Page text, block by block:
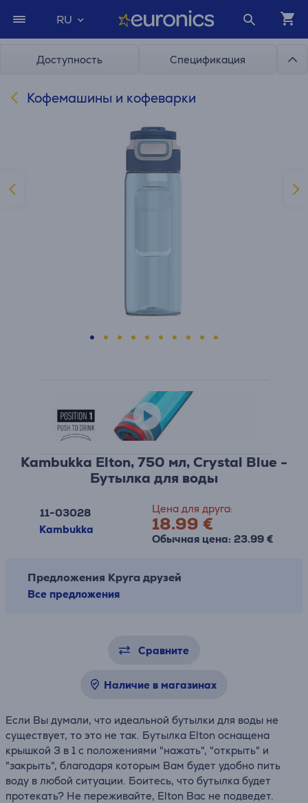
RU
Доступность Спецификация
Кофемашины и кофеварки
Kambukka Elton, 750 мл, Crystal Blue -
Бутылка для воды
11-03028
Kambukka
Цена для друга:
18.99 €
Обычная цена: 23.99 €
Предложения Круга друзей
Все предложения
Сравните
Наличие в магазинах
Если Вы думали, что идеальной бутылки для воды не
существует, то это не так. Бутылка Elton оснащена
крышкой 3 в 1 с положениями "нажать", "открыть" и
"закрыть", благодаря которым Вам будет удобно пить
воду в любой ситуации. Боитесь, что бутылка будет
протекать? Не переживайте, Elton Вас не подведет.